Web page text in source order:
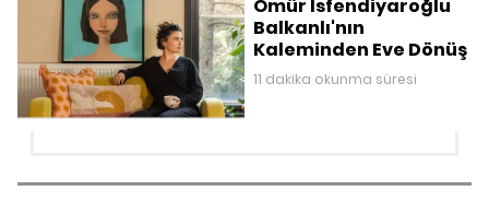
Ömür İsfendiyaroğlu
Balkanlı'nın
Kaleminden Eve Dönüş
11 dakika okunma süresi